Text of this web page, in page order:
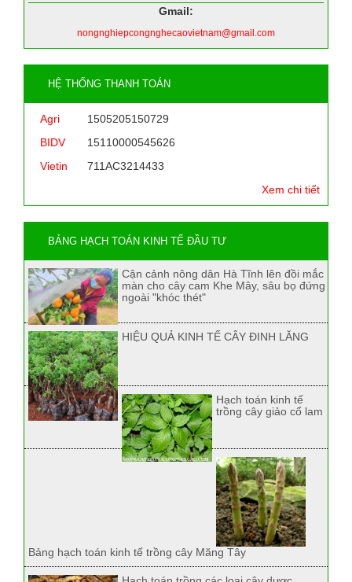
Gmail:
nongnghiepcongnghecaovietnam@gmail.com
HỆ THỐNG THANH TOÁN
Agri
1505205150729
BIDV
15110000545626
Vietin
711AC3214433
Xem chi tiết
BẢNG HẠCH TOÁN KINH TẾ ĐẦU TƯ
Cận cảnh nông dân Hà Tĩnh lên đồi mắc
màn cho cây cam Khe Mây, sâu bọ đứng
ngoài "khóc thét"
HIỆU QUẢ KINH TẾ CÂY ĐINH LĂNG
Hạch toán kinh tế
trồng cây giảo cổ lam
Bảng hạch toán kinh tế trồng cây Măng Tây